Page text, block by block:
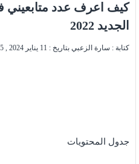
كيف اعرف عدد متابعيني
الجديد 2022
كتابة : سارة الزعبي بتاريخ : 11 يناير 2024 , 19:35
جدول المحتويات